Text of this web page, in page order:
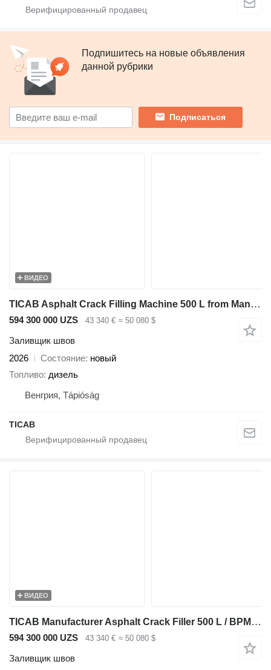
Подпишитесь на новые объявления
данной рубрики
Подписаться
ВИДЕО
TICAB Asphalt Crack Filling Machine 500 L from Manufacturer
594 300 000 UZS 43 340 € ≈ 50 080 $
Заливщик швов
2026
Состояние новый
Топливо дизель
Венгрия, Tápióság
ТІСАВ
ВИДЕО
TICAB Manufacturer Asphalt Crack Filler 500 L / BPM-500
594 300 000 UZS 43 340 € ≈ 50 080 $
Заливщик швов